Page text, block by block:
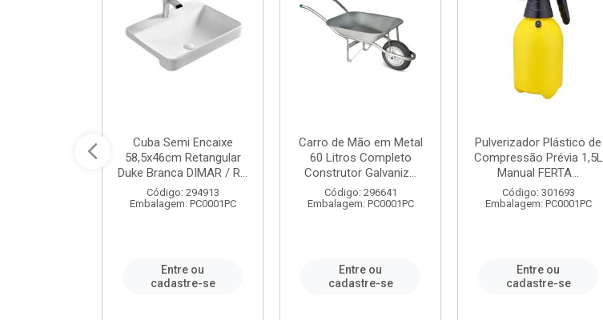
Cuba Semi Encaixe
58,5x46cm Retangular
Duke Branca DIMAR / R...
Código: 294913
Embalagem: PC0001PC
Entre ou
cadastre-se
Carro de Mão em Metal
60 Litros Completo
Construtor Galvaniz...
Código: 296641
Embalagem: PC0001PC
Entre ou
cadastre-se
Pulverizador Plástico de
Compressão Prévia 1,5L
Manual FERTA...
Código: 301693
Embalagem: PC0001PC
Entre ou
cadastre-se